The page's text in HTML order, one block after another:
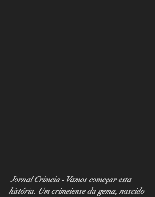
Jornal Crimeia - Vamos começar esta
história. Um crimeiense da gema, nascido